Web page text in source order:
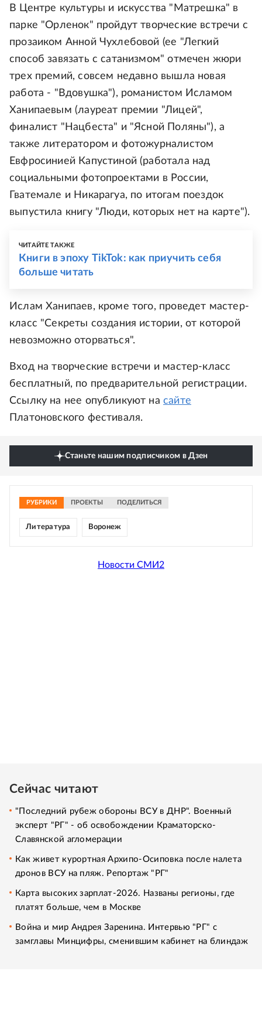
В Центре культуры и искусства "Матрешка" в
парке "Орленок" пройдут творческие встречи с
прозаиком Анной Чухлебовой (ее "Легкий
способ завязать с сатанизмом" отмечен жюри
трех премий, совсем недавно вышла новая
работа - "Вдовушка"), романистом Исламом
Ханипаевым (лауреат премии "Лицей",
финалист "Нацбеста" и "Ясной Поляны"), а
также литератором и фотожурналистом
Евфросинией Капустиной (работала над
социальными фотопроектами в России,
Гватемале и Никарагуа, по итогам поездок
выпустила книгу "Люди, которых нет на карте").
ЧИТАЙТЕ ТАКЖЕ
Книги в эпоху TikTok: как приучить себя
больше читать
Ислам Ханипаев, кроме того, проведет мастер-
класс "Секреты создания истории, от которой
невозможно оторваться".
Вход на творческие встречи и мастер-класс
бесплатный, по предварительной регистрации.
Ссылку на нее опубликуют насайте
Платоновского фестиваля.
Станьте нашим подписчиком в Дзен
РУБРИКИ ПРОЕКТЫ ПОДЕЛИТЬСЯ
Литература Воронеж
Новости СМИ2
Сейчас читают
"Последний рубеж обороны ВСУ в ДНР". Военный
эксперт "РГ" - об освобождении Краматорско-
Славянской агломерации
Как живет курортная Архипо-Осиповка после налета
дронов ВСУ на пляж. Репортаж "РГ"
Карта высоких зарплат-2026. Названы регионы, где
платят больше, чем в Москве
Война и мир Андрея Заренина. Интервью "РГ" с
замглавы Минцифры, сменившим кабинет на блиндаж